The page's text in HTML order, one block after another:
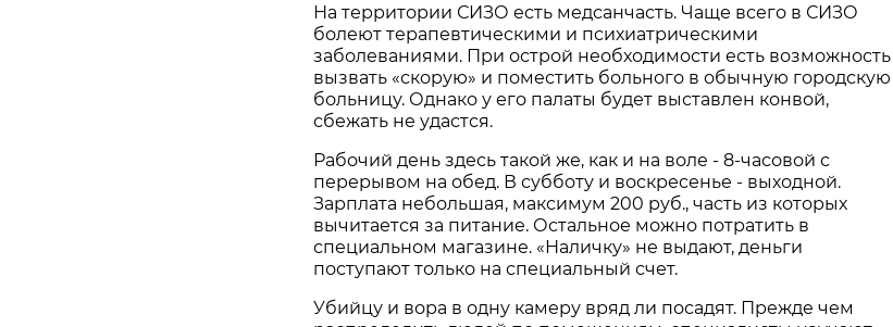
На территории СИЗО есть медсанчасть. Чаще всего в СИЗО
болеют терапевтическими и психиатрическими
заболеваниями. При острой необходимости есть возможность
вызвать «скорую» и поместить больного в обычную городскую
больницу. Однако у его палаты будет выставлен конвой,
сбежать не удастся.
Рабочий день здесь такой же, как и на воле - 8-часовой с
перерывом на обед. В субботу и воскресенье - выходной.
Зарплата небольшая, максимум 200 руб., часть из которых
вычитается за питание. Остальное можно потратить в
специальном магазине. «Наличку» не выдают, деньги
поступают только на специальный счет.
Убийцу и вора в одну камеру вряд ли посадят. Прежде чем